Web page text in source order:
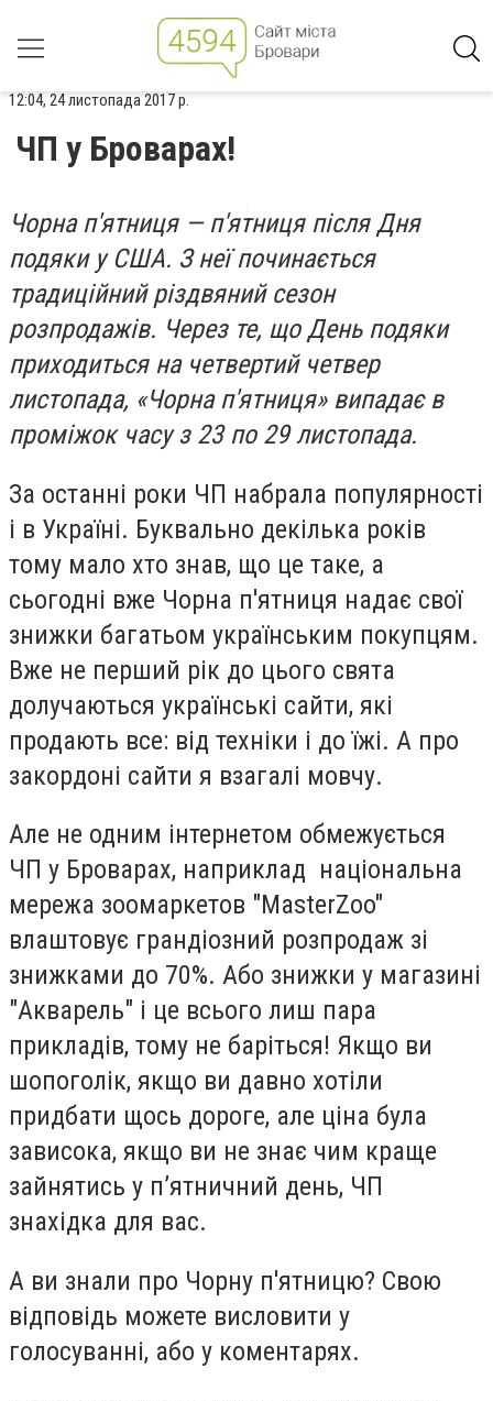
12:04, 24 листопада 2017 р.
ЧП у Броварах!
Чорна п'ятниця — п'ятниця після Дня
подяки у США. З неї починається
традиційний різдвяний сезон
розпродажів. Через те, що День подяки
приходиться на четвертий четвер
листопада, «Чорна п'ятниця» випадає в
проміжок часу з 23 по 29 листопада.
За останні роки ЧП набрала популярності
і в Україні. Буквально декілька років
тому мало хто знав, що це таке, а
сьогодні вже Чорна п'ятниця надає свої
знижки багатьом українським покупцям.
Вже не перший рік до цього свята
долучаються українські сайти, які
продають все: від техніки і до їжі. А про
закордоні сайти я взагалі мовчу.
Але не одним інтернетом обмежується
ЧП у Броварах, наприклад національна
мережа зоомаркетов "MasterZoo"
влаштовує грандіозний розпродаж зі
знижками до 70%. Або знижки у магазині
"Акварель" і це всього лиш пара
прикладів, тому не баріться! Якщо ви
шопоголік, якщо ви давно хотіли
придбати щось дороге, але ціна була
зависока, якщо ви не знає чим краще
зайнятись у п’ятничний день, ЧП
знахідка для вас.
А ви знали про Чорну п'ятницю? Свою
відповідь можете висловити у
голосуванні, або у коментарях.